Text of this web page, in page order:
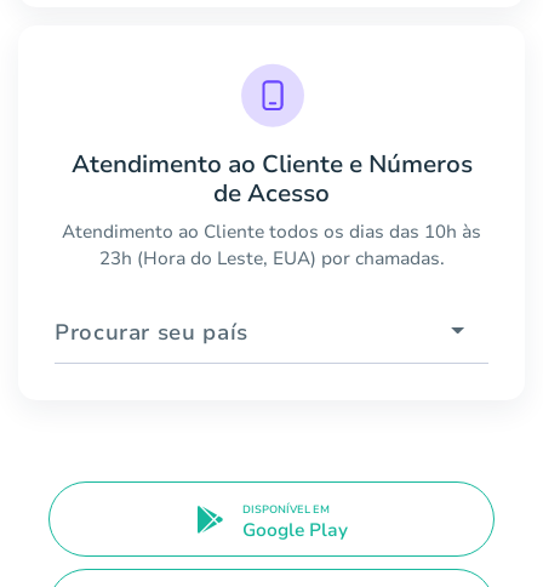
Atendimento ao Cliente e Números
de Acesso
Atendimento ao Cliente todos os dias das 10h às
23h (Hora do Leste, EUA) por chamadas.
Procurar seu país
DISPONÍVEL EM
Google Play